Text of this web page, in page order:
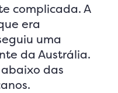
complicada. A
era
uma
da Austrália.
das